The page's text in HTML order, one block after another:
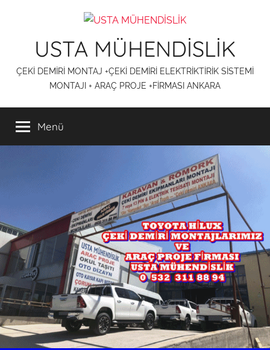
USTA MÜHENDİSLİK
ÇEKİ DEMİRİ MONTAJ +ÇEKİ DEMİRİ ELEKTRİKTİRİK SİSTEMİ
MONTAJI + ARAÇ PROJE +FİRMASI ANKARA
Menü